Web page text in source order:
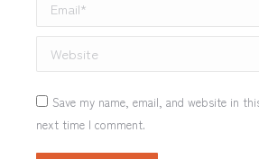
Website
Save my name, email, and website in
next time I comment.